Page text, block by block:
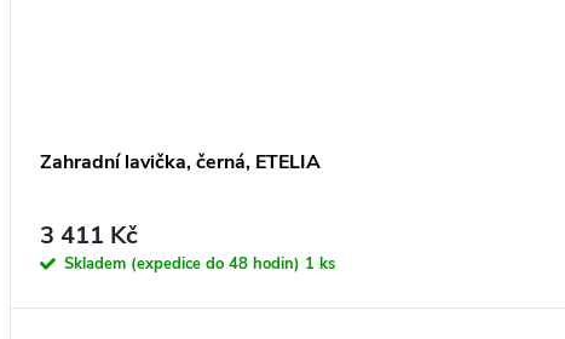
Zahradní lavička, černá, ETELIA
3 411 Kč
Skladem (expedice do 48 hodin) 1 ks